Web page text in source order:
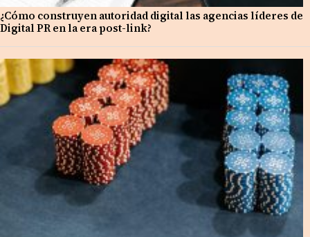
¿Cómo construyen autoridad digital las agencias líderes de
Digital PR en la era post-link?